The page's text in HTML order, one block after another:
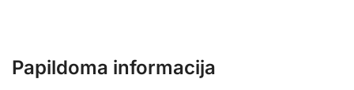
Papildoma informacija